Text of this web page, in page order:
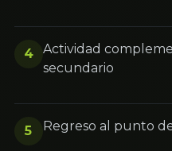
4
Actividad
secundario
5 Regreso al punto